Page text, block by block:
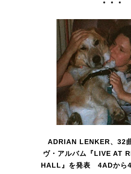
ADRIAN LENKER、32
ヴ・アルバム『LIVE AT
HALL』を発表 4ADから4